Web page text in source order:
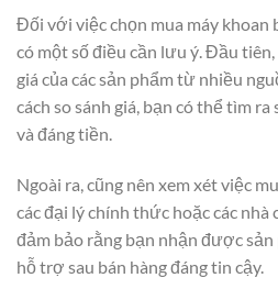
Đối với việc chọn mua máy khoan
có một số điều cần lưu ý. Đầu
giá của các sản phẩm từ nhiều
cách so sánh giá, bạn có thể tìm
và đáng tiền.
Ngoài ra, cũng nên xem xét việc
các đại lý chính thức hoặc các
đảm bảo rằng bạn nhận được
hỗ trợ sau bán hàng đáng tin cậy.